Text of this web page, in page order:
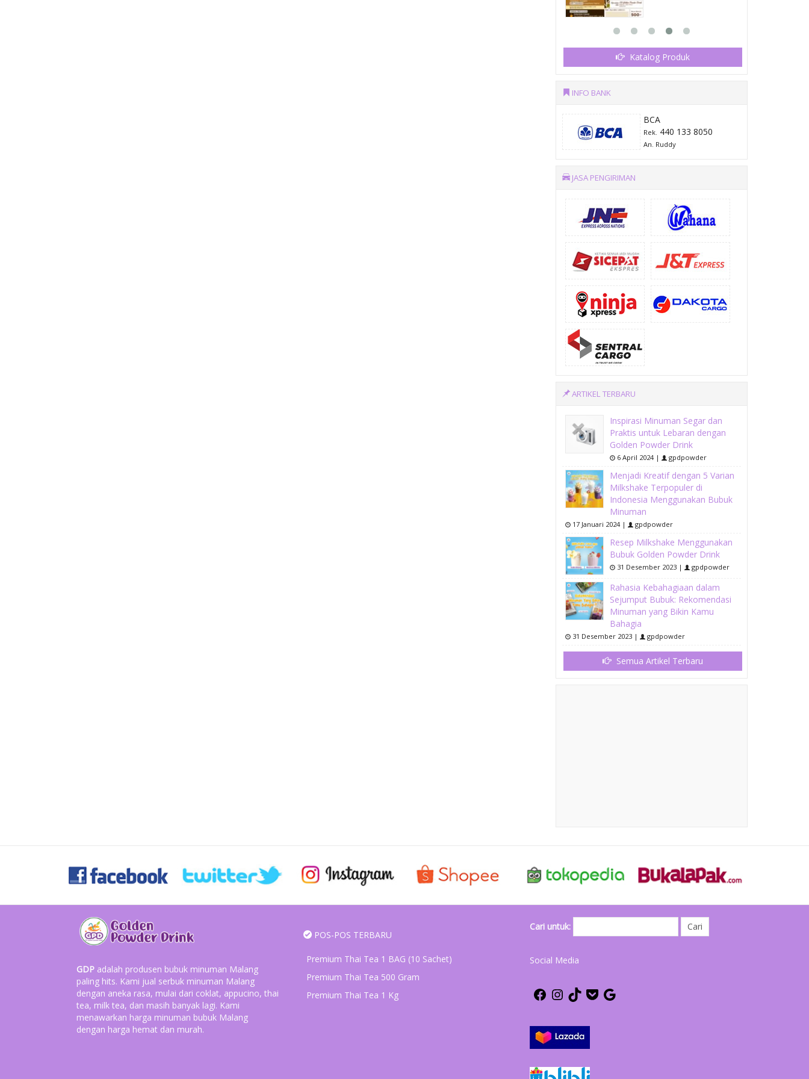
Katalog Produk
INFO BANK
BCA
Rek. 440 133 8050
An. Ruddy
JASA PENGIRIMAN
ARTIKEL TERBARU
Inspirasi Minuman Segar dan
Praktis untuk Lebaran dengan
Golden Powder Drink
6 April 2024 | gpdpowder
Menjadi Kreatif dengan 5 Varian
Milkshake Terpopuler di
Indonesia Menggunakan Bubuk
Minuman
17 Januari 2024 | gpdpowder
Resep Milkshake Menggunakan
Bubuk Golden Powder Drink
31 Desember 2023 | gpdpowder
Rahasia Kebahagiaan dalam
Sejumput Bubuk: Rekomendasi
Minuman yang Bikin Kamu
Bahagia
31 Desember 2023 | gpdpowder
Semua Artikel Terbaru
GDP adalah produsen bubuk minuman Malang
paling hits. Kami jual serbuk minuman Malang
dengan aneka rasa, mulai dari coklat, appucino, thai
tea, milk tea, dan masih banyak lagi. Kami
menawarkan harga minuman bubuk Malang
dengan harga hemat dan murah.
POS-POS TERBARU
Premium Thai Tea 1 BAG (10 Sachet)
Premium Thai Tea 500 Gram
Premium Thai Tea 1 Kg
Cari untuk:
Social Media